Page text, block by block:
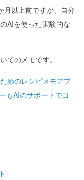
月以上前ですが、自分
AIを使った実験的な
てのメモです。
めのレシピメモアプ
もAIのサポートでコ